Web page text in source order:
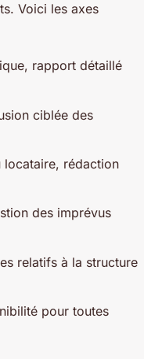
Voici les axes
rapport détaillé
ciblée des
rédaction
des imprévus
relatifs à la structure
pour toutes